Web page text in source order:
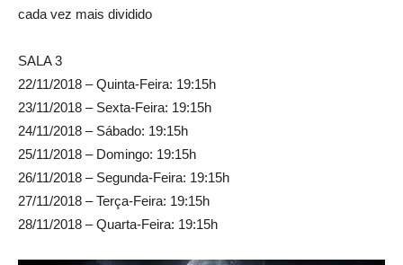
cada vez mais dividido
SALA 3
22/11/2018 – Quinta-Feira: 19:15h
23/11/2018 – Sexta-Feira: 19:15h
24/11/2018 – Sábado: 19:15h
25/11/2018 – Domingo: 19:15h
26/11/2018 – Segunda-Feira: 19:15h
27/11/2018 – Terça-Feira: 19:15h
28/11/2018 – Quarta-Feira: 19:15h